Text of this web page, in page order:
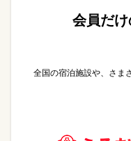
会員だ
全国の宿泊施設や、さま